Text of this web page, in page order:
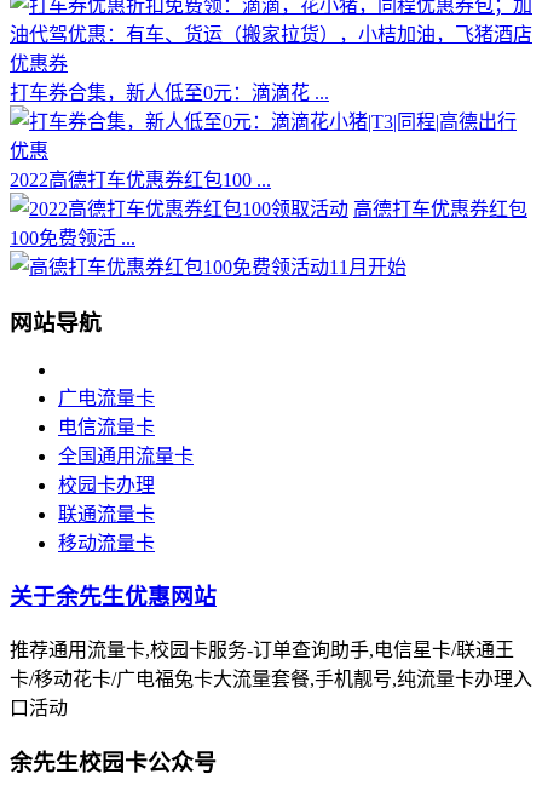
打车券合集，新人低至0元：滴滴花 ...
2022高德打车优惠券红包100 ...
高德打车优惠券红包
100免费领活 ...
网站导航
广电流量卡
电信流量卡
全国通用流量卡
校园卡办理
联通流量卡
移动流量卡
关于余先生优惠网站
推荐通用流量卡,校园卡服务-订单查询助手,电信星卡/联通王
卡/移动花卡/广电福兔卡大流量套餐,手机靓号,纯流量卡办理入
口活动
余先生校园卡公众号